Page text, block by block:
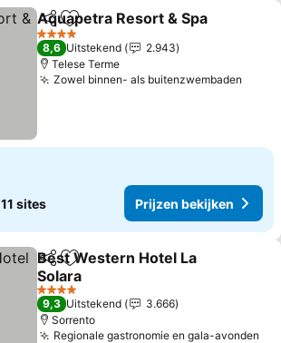
DelenToevoegen aan favorieten
Aquapetra Resort & Spa
4 Sterren
8,6 Uitstekend
2.943
Telese Terme
Zowel binnen- als buitenzwembaden
11 sites Prijzen bekijken
DelenToevoegen aan favorieten
Best Western Hotel La
Solara
Prijzen bekijken
4 Sterren
9,3 Uitstekend
3.666
Sorrento
Regionale gastronomie en gala-avonden